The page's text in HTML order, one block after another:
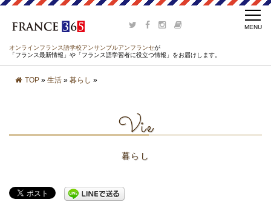
オンラインフランス語学校アンサンブルアンフランセが
「フランス最新情報」や「フランス語学習者に役立つ情報」をお届けします。
TOP » 生活 » 暮らし »
Vie
暮らし